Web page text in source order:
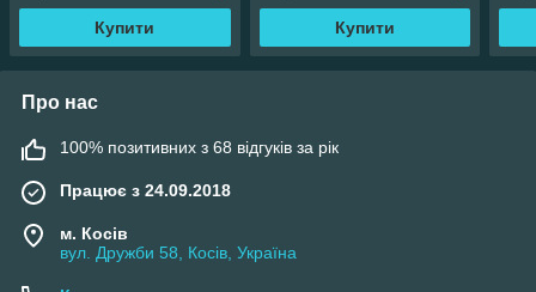
Купити Купити
Про нас
100% позитивних з 68 відгуків за рік
Працює з 24.09.2018
м. Косів
вул. Дружби 58, Косів, Україна